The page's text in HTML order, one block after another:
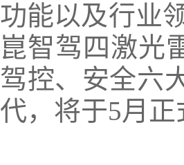
功能以及行业
崑智驾四激光
驾控、安全六
代，将于5月正